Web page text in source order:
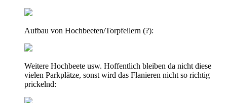
Aufbau von Hochbeeten/Torpfeilern (?):
Weitere Hochbeete usw. Hoffentlich bleiben da nicht diese
vielen Parkplätze, sonst wird das Flanieren nicht so richtig
prickelnd: